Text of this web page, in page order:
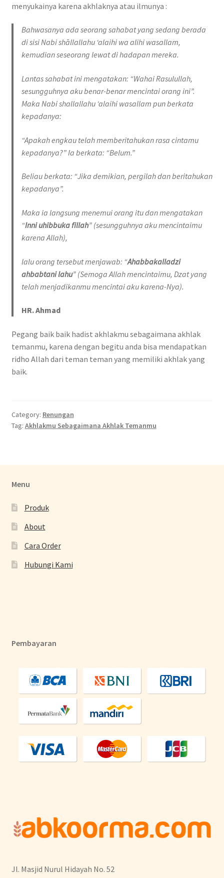
menyukainya karena akhlaknya atau ilmunya :
Bahwasanya ada seorang sahabat yang sedang berada
di sisi Nabi shāllallahu ‘alaihi wa alihi wasallam,
kemudian seseorang lewat di hadapan mereka.
Lantas sahabat ini mengatakan: “Wahai Rasulullah,
sesungguhnya aku benar-benar mencintai orang ini”.
Maka Nabi shallallahu ‘alaihi wasallam pun berkata
kepadanya:
“Apakah engkau telah memberitahukan rasa cintamu
kepadanya?” Ia berkata: “Belum.”
Beliau berkata: “Jika demikian, pergilah dan beritahukan
kepadanya”.
Maka ia langsung menemui orang itu dan mengatakan
“Inni uhibbuka fillah” (sesungguhnya aku mencintaimu
karena Allah),
lalu orang tersebut menjawab: “Ahabbakalladzi
ahbabtani lahu” (Semoga Allah mencintaimu, Dzat yang
telah menjadikanmu mencintai aku karena-Nya).
HR. Ahmad
Pegang baik baik hadist akhlakmu sebagaimana akhlak
temanmu, karena dengan begitu anda bisa mendapatkan
ridho Allah dari teman teman yang memiliki akhlak yang
baik.
Category: Renungan
Tag: Akhlakmu Sebagaimana Akhlak Temanmu
Menu
Produk
About
Cara Order
Hubungi Kami
Pembayaran
Jl. Masjid Nurul Hidayah No. 52